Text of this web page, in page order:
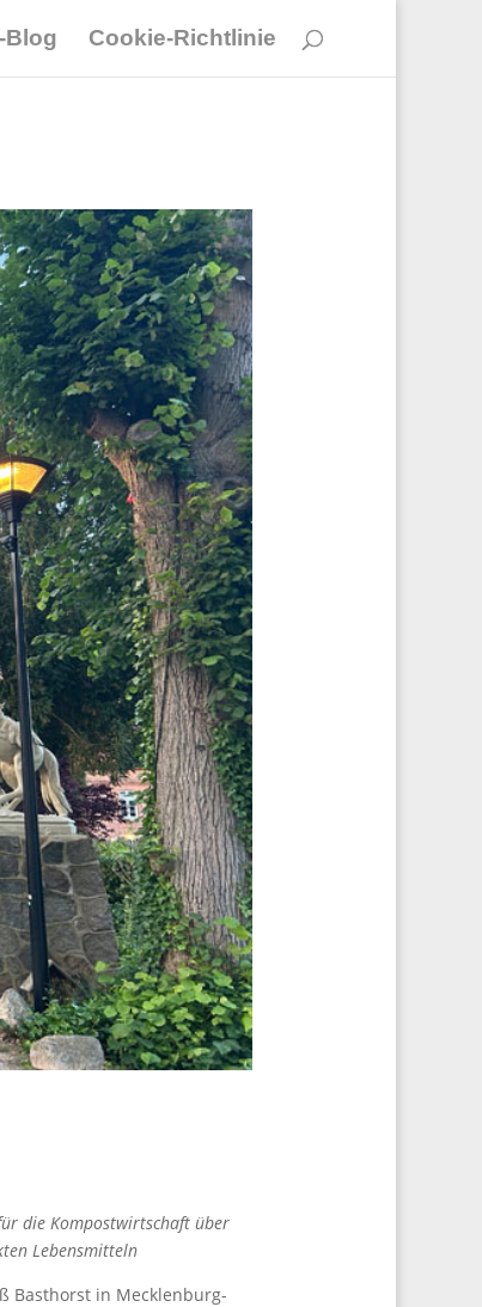
Blog Cookie-Richtlinie
die Kompostwirtschaft über
Lebensmitteln
Basthorst in Mecklenburg-